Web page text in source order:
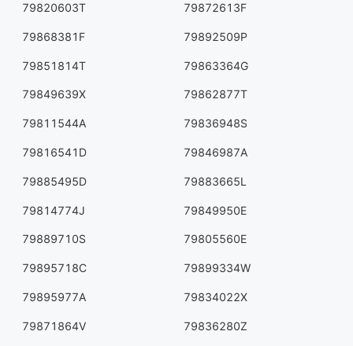
79820603T 79872613F
79868381F 79892509P
79851814T 79863364G
79849639X 79862877T
79811544A 79836948S
79816541D 79846987A
79885495D 79883665L
79814774J 79849950E
79889710S 79805560E
79895718C 79899334W
79895977A 79834022X
79871864V 79836280Z